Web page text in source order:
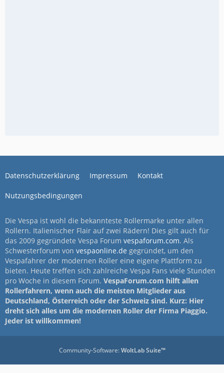
Datenschutzerklärung Impressum Kontakt
Nutzungsbedingungen
Die Vespa ist wohl die bekannteste Rollermarke unter allen
Rollern. Italienischer Flair auf zwei Rädern! Dies gilt auch für
das 2009 gegründete Vespa Forum vespaforum.com. Als
Schwesterforum von vespaonline.de gegründet, um den
Vespafahrer der modernen Roller eine eigene Plattform zu
bieten. Heute treffen sich zahlreiche Vespa Fans viele Stunden
pro Woche in diesem Forum. VespaForum.com hilft allen
Rollerfahrern, wenn auch die meisten Mitglieder aus
Deutschland, Österreich oder der Schweiz sind. Kurz: Hier
dreht sich alles um die modernen Roller der Firma Piaggio.
Jeder ist willkommen!
Community-Software:WoltLab Suite™